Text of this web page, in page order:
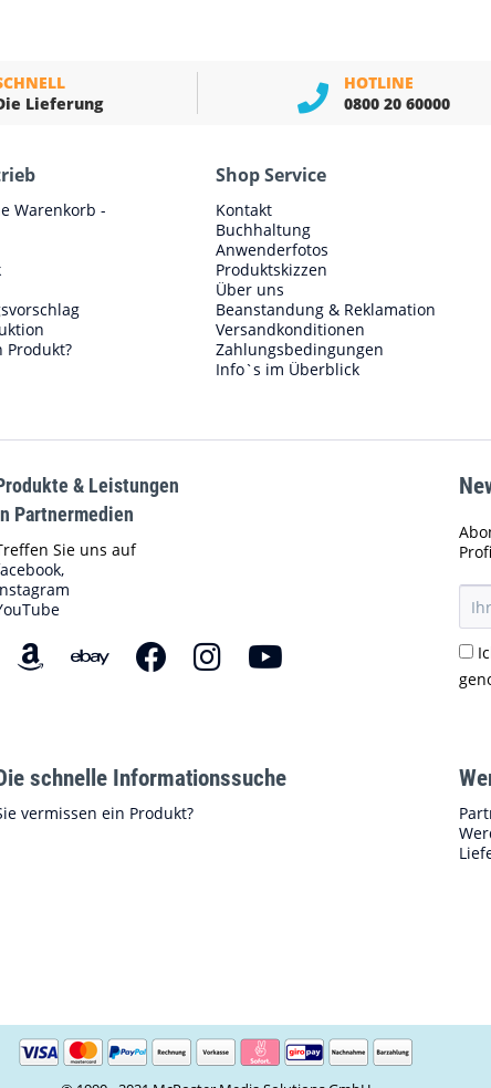
Lieferung
HOTLINE
0800 20 60000
Warenkorb -
Produkt?
Shop Service
Kontakt
Buchhaltung
Anwenderfotos
Produktskizzen
Über uns
Beanstandung & Reklamation
Versandkonditionen
Zahlungsbedingungen
Info`s im Überblick
& Leistungen
Partnermedien
Sie uns auf
schnelle Informationssuche
vermissen ein Produkt?